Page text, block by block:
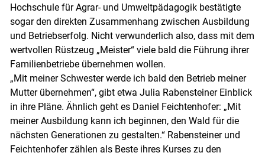
Hochschule für Agrar- und Umweltpädagogik bestätigte
sogar den direkten Zusammenhang zwischen Ausbildung
und Betriebserfolg. Nicht verwunderlich also, dass mit dem
wertvollen Rüstzeug „Meister“ viele bald die Führung ihrer
Familienbetriebe übernehmen wollen.
„Mit meiner Schwester werde ich bald den Betrieb meiner
Mutter übernehmen“, gibt etwa Julia Rabensteiner Einblick
in ihre Pläne. Ähnlich geht es Daniel Feichtenhofer: „Mit
meiner Ausbildung kann ich beginnen, den Wald für die
nächsten Generationen zu gestalten.“ Rabensteiner und
Feichtenhofer zählen als Beste ihres Kurses zu den